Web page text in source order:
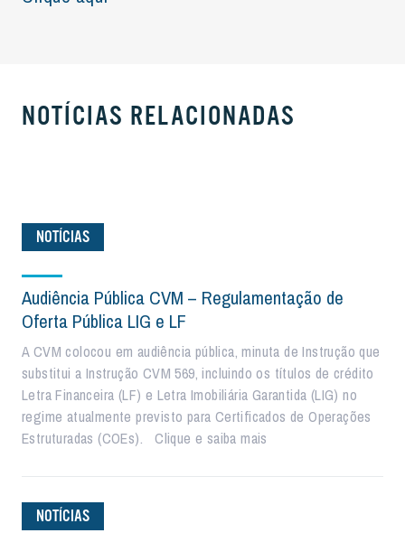
NOTÍCIAS RELACIONADAS
NOTÍCIAS
Audiência Pública CVM – Regulamentação de
Oferta Pública LIG e LF
A CVM colocou em audiência pública, minuta de Instrução que
substitui a Instrução CVM 569, incluindo os títulos de crédito
Letra Financeira (LF) e Letra Imobiliária Garantida (LIG) no
regime atualmente previsto para Certificados de Operações
Estruturadas (COEs). Clique e saiba mais
NOTÍCIAS